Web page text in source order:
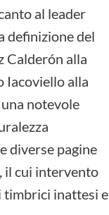
al leader
definizione del
Calderón alla
Iacoviello alla
notevole
diverse pagine
il cui intervento
timbrici inattesi e